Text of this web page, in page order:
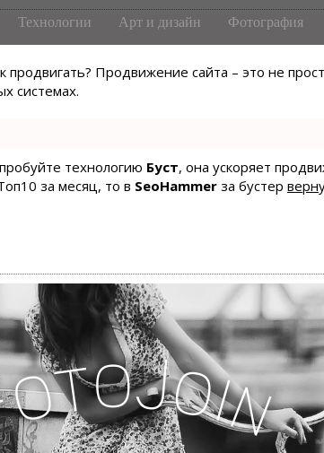
продвигать? Продвижение сайта – это не
системах.
технологию Буст, она ускоряет
за месяц, то в SeoHammer за бустер
Технологии Арт и дизайн Фотография
otoJoi
n